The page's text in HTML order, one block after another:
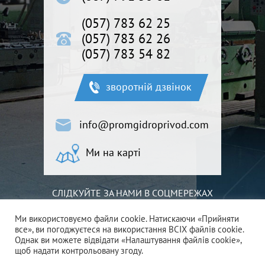
(057) 783 62 25
(057) 783 62 26
(057) 783 54 82
зворотній дзвінок
info@promgidroprivod.com.ua
Ми на карті
СЛІДКУЙТЕ ЗА НАМИ В СОЦМЕРЕЖАХ
Ми використовуємо файли cookie. Натискаючи «Прийняти
все», ви погоджуєтеся на використання ВСІХ файлів cookie.
Однак ви можете відвідати «Налаштування файлів cookie»,
щоб надати контрольовану згоду.